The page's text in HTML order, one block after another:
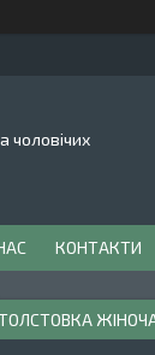
чоловічих
КОНТАКТИ